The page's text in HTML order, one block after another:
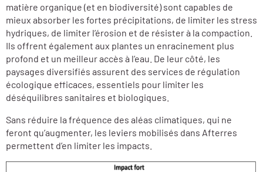
matière organique (et en biodiversité) sont capables de
mieux absorber les fortes précipitations, de limiter les stress
hydriques, de limiter l’érosion et de résister à la compaction.
Ils offrent également aux plantes un enracinement plus
profond et un meilleur accès à l’eau. De leur côté, les
paysages diversifiés assurent des services de régulation
écologique efficaces, essentiels pour limiter les
déséquilibres sanitaires et biologiques.
Sans réduire la fréquence des aléas climatiques, qui ne
feront qu’augmenter, les leviers mobilisés dans Afterres
permettent d’en limiter les impacts.